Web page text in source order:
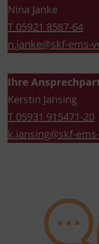
Nina Janke
T 05921 8587-64
n.janke@skf-ems-
Ihre
Kerstin Jansing
T 05931 915471-20
k.jansing@skf-